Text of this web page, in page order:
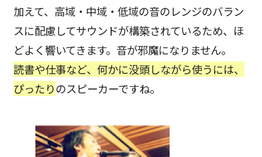
加えて、高域・中域・低域の音のレンジのバラン
スに配慮してサウンドが構築されているため、ほ
どよく響いてきます。音が邪魔になりません。
読書や仕事など、何かに没頭しながら使うには、
ぴったりのスピーカーですね。